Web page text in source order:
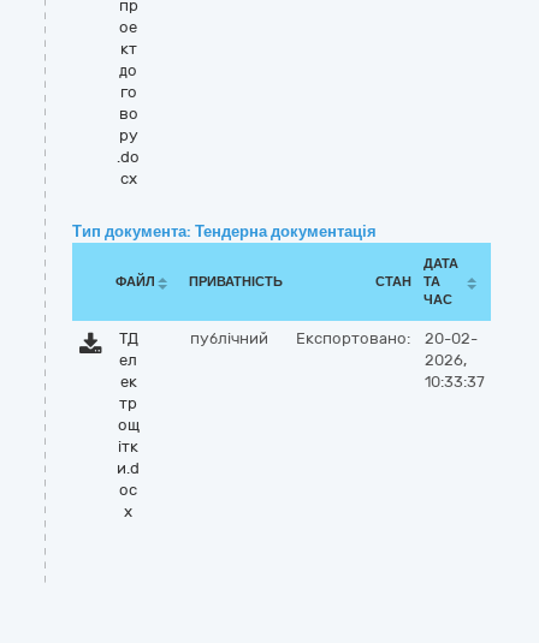
пр
ое
кт
до
го
во
ру
.do
cx
Тип документа: Тендерна документація
ФАЙЛ ПРИВАТНІСТЬ СТАН
ДАТА
ТА
ЧАС
ТД
ел
ек
тр
ощ
ітк
и.d
oc
x
публічний Експортовано:
20-02-
2026,
10:33:37